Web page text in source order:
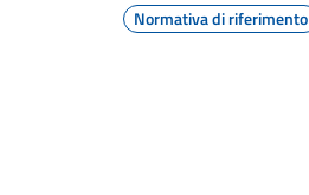
Normativa di riferimento